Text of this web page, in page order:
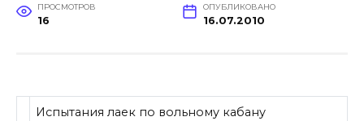
ПРОСМОТРОВ
16
ОПУБЛИКОВАНО
16.07.2010
Испытания лаек по вольному кабану